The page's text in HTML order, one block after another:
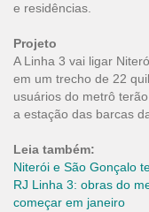
e residências.
Projeto
A Linha 3 vai ligar
em um trecho de 22
usuários do metrô
a estação das barcas
Leia também:
Niterói e São Gonçalo
RJ Linha 3: obras do
começar em janeiro